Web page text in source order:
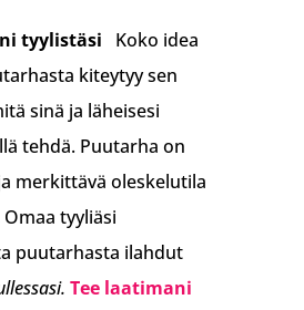
tyylistäsi Koko idea
kiteytyy sen
sinä ja läheisesi
tehdä. Puutarha on
merkittävä oleskelutila
tyyliäsi
puutarhasta ilahdut
Tee laatimani